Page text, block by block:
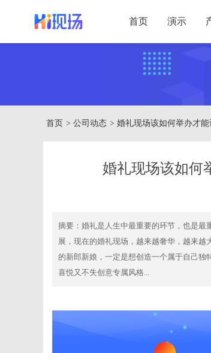
首页 演示
首页 > 公司动态 > 婚礼现场该如何举办才
婚礼现场该如何
摘要： 婚礼是人生中最重要的环节，也是最
展，现在的婚礼现场，越来越奢华，越来
的新郎新娘，一定是想创造一个属于自己
喜悦又不失创意专属风格...